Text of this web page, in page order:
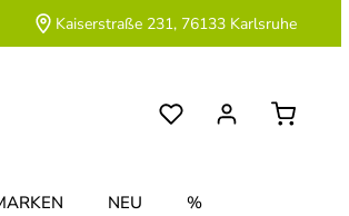
Kaiserstraße 231, 76133 Karlsruhe
NEU %